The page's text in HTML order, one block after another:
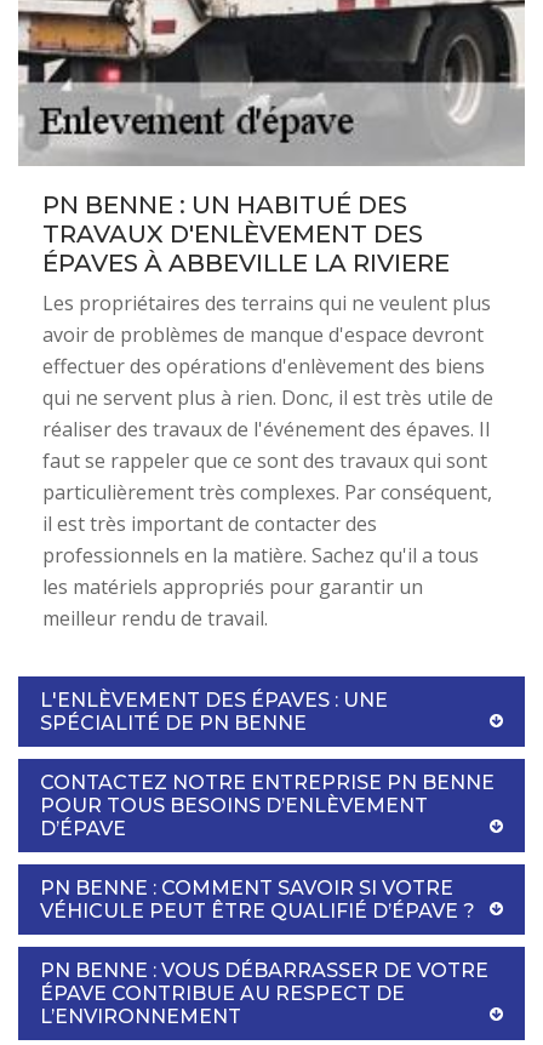
PN BENNE : UN HABITUÉ DES
TRAVAUX D'ENLÈVEMENT DES
ÉPAVES À ABBEVILLE LA RIVIERE
Les propriétaires des terrains qui ne veulent plus
avoir de problèmes de manque d'espace devront
effectuer des opérations d'enlèvement des biens
qui ne servent plus à rien. Donc, il est très utile de
réaliser des travaux de l'événement des épaves. Il
faut se rappeler que ce sont des travaux qui sont
particulièrement très complexes. Par conséquent,
il est très important de contacter des
professionnels en la matière. Sachez qu'il a tous
les matériels appropriés pour garantir un
meilleur rendu de travail.
L'ENLÈVEMENT DES ÉPAVES : UNE
SPÉCIALITÉ DE PN BENNE
CONTACTEZ NOTRE ENTREPRISE PN BENNE
POUR TOUS BESOINS D’ENLÈVEMENT
D’ÉPAVE
PN BENNE : COMMENT SAVOIR SI VOTRE
VÉHICULE PEUT ÊTRE QUALIFIÉ D’ÉPAVE ?
PN BENNE : VOUS DÉBARRASSER DE VOTRE
ÉPAVE CONTRIBUE AU RESPECT DE
L’ENVIRONNEMENT